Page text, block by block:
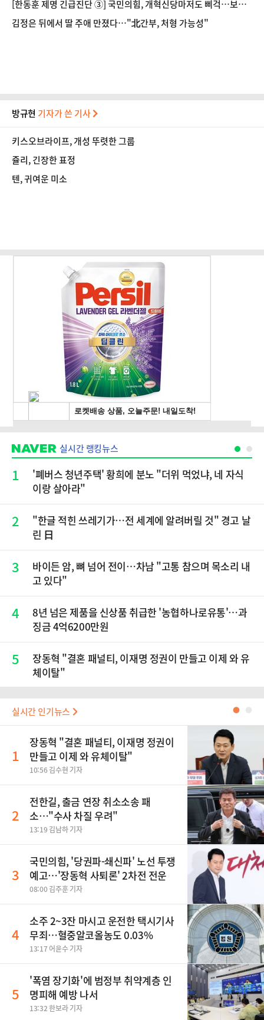
[한동훈 제명 긴급진단 ③] 국민의힘, 개혁신당마저도 삐걱…보수
연대 어쩌나
김정은 뒤에서 딸 주애 만졌다…"北간부, 처형 가능성"
방규현 기자가 쓴 기사
키스오브라이프, 개성 뚜렷한 그룹
쥴리, 긴장한 표정
텐, 귀여운 미소
실시간 랭킹뉴스
1
'폐버스 청년주택' 황희에 분노 "더위 먹었냐, 네 자식
이랑 살아라"
2
"한글 적힌 쓰레기가…전 세계에 알려버릴 것" 경고 날
린 日
3
바이든 암, 뼈 넘어 전이…차남 "고통 참으며 목소리 내
고 있다"
4
8년 넘은 제품을 신상품 취급한 '농협하나로유통'…과
징금 4억6200만원
5
장동혁 "결혼 패널티, 이재명 정권이 만들고 이제 와 유
체이탈"
실시간 인기뉴스 ●
1
장동혁 "결혼 패널티, 이재명 정권이
만들고 이제 와 유체이탈"
10:56 김수현 기자
2
전한길, 출금 연장 취소소송 패
소…"수사 차질 우려"
13:19 김남하 기자
3
국민의힘, '당권파-쇄신파' 노선 투쟁
예고…'장동혁 사퇴론' 2차전 전운
08:00 김주훈 기자
4
소주 2~3잔 마시고 운전한 택시기사
무죄…혈중알코올농도 0.03%
13:17 어윤수 기자
5
'폭염 장기화'에 범정부 취약계층 인
명피해 예방 나서
13:32 한보라 기자